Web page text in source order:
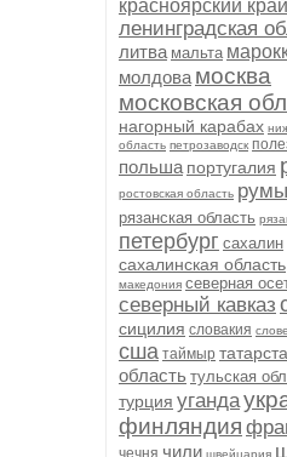
красноярский край
ленинградская
литва мальта
молдова москва
московская
нагорный карабах
область петрозаводск
польша португалия
ростовская область
рязанская область
петербург сахалин
сахалинская область
македония северная
северный кавказ
сицилия словакия
сша таймыр
область тульская
турция уганда
финляндия
чечня чили швейцария